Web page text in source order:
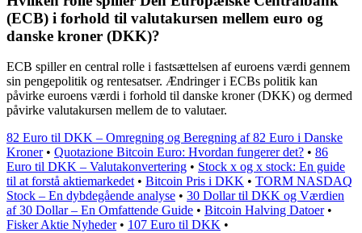
(ECB) i forhold til valutakursen mellem euro og
danske kroner (DKK)?
ECB spiller en central rolle i fastsættelsen af euroens værdi gennem
sin pengepolitik og rentesatser. Ændringer i ECBs politik kan
påvirke euroens værdi i forhold til danske kroner (DKK) og dermed
påvirke valutakursen mellem de to valutaer.
82 Euro til DKK – Omregning og Beregning af 82 Euro i Danske
Kroner• Quotazione Bitcoin Euro: Hvordan fungerer det? • 86
Euro til DKK – Valutakonvertering • Stock x og x stock: En guide
til at forstå aktiemarkedet • Bitcoin Pris i DKK • TORM NASDAQ
Stock – En dybdegående analyse • 30 Dollar til DKK og Værdien
af 30 Dollar – En Omfattende Guide • Bitcoin Halving Datoer•
Fisker Aktie Nyheder• 107 Euro til DKK •